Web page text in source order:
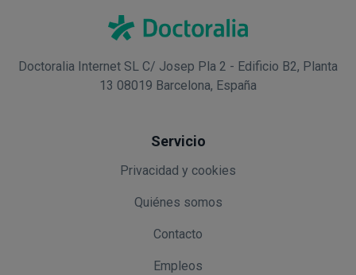
Doctoralia Internet SL C/ Josep Pla 2 - Edificio B2, Planta
13 08019 Barcelona, España
Servicio
Privacidad y cookies
Quiénes somos
Contacto
Empleos